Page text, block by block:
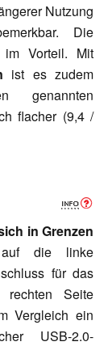
Nutzung
Die
im Vorteil. Mit
ist es zudem
genannten
flacher (9,4 /
in Grenzen
auf die linke
für das
Seite
Vergleich ein
USB-2.0-